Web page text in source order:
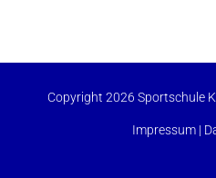
Copyright 2026 Sportschule
Impressum |